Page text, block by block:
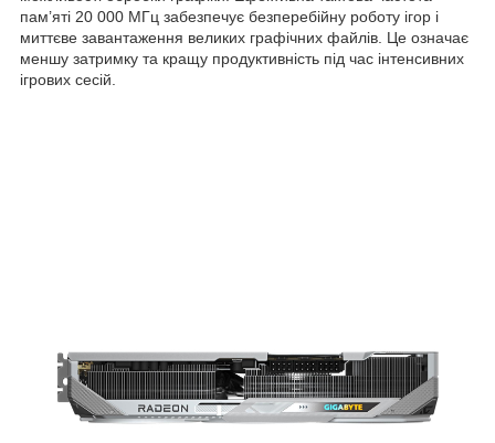
пам’яті 20 000 МГц забезпечує безперебійну роботу ігор і
миттєве завантаження великих графічних файлів. Це означає
меншу затримку та кращу продуктивність під час інтенсивних
ігрових сесій.